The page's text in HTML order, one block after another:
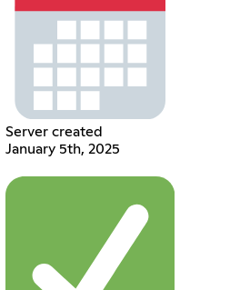
Server created
January 5th, 2025